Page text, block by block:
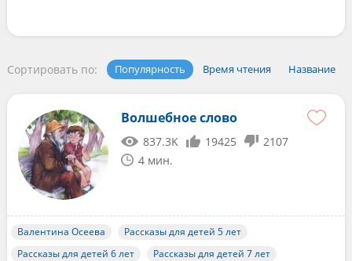
Сортировать по: Популярность Время чтения Название
Волшебное слово
837.3K 19425
2107
4 мин.
Валентина Осеева
Рассказы для детей 5 лет
Рассказы для детей 6 лет
Рассказы для детей 7 лет